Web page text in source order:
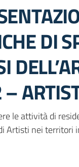
DI
le attività di
Artisti nei territori